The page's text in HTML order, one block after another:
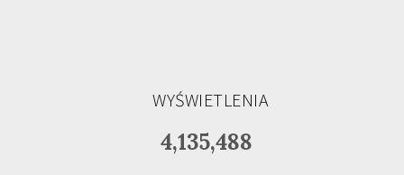
WYŚWIETLENIA
4,135,488